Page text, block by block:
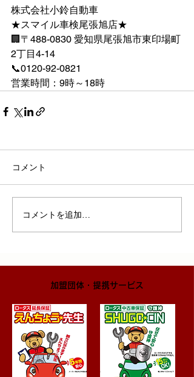
株式会社小鈴自動車
★スマイル車検尾張旭店★
🏢〒488-0830 愛知県尾張旭市東印場町
2丁目4-14
📞0120-92-0821
営業時間：9時～18時
コメント
コメントを追加…
​加盟団体・提携サービス